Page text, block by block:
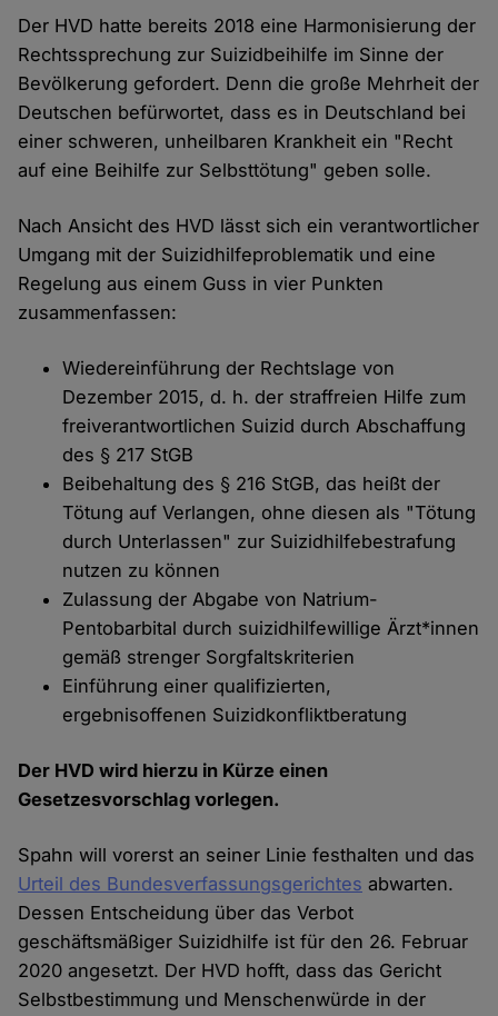
Der HVD hatte bereits 2018 eine Harmonisierung der
Rechtssprechung zur Suizidbeihilfe im Sinne der
Bevölkerung gefordert. Denn die große Mehrheit der
Deutschen befürwortet, dass es in Deutschland bei
einer schweren, unheilbaren Krankheit ein "Recht
auf eine Beihilfe zur Selbsttötung" geben solle.
Nach Ansicht des HVD lässt sich ein verantwortlicher
Umgang mit der Suizidhilfeproblematik und eine
Regelung aus einem Guss in vier Punkten
zusammenfassen:
Wiedereinführung der Rechtslage von
Dezember 2015, d. h. der straffreien Hilfe zum
freiverantwortlichen Suizid durch Abschaffung
des § 217 StGB
Beibehaltung des § 216 StGB, das heißt der
Tötung auf Verlangen, ohne diesen als "Tötung
durch Unterlassen" zur Suizidhilfebestrafung
nutzen zu können
Zulassung der Abgabe von Natrium-
Pentobarbital durch suizidhilfewillige Ärzt*innen
gemäß strenger Sorgfaltskriterien
Einführung einer qualifizierten,
ergebnisoffenen Suizidkonfliktberatung
Der HVD wird hierzu in Kürze einen
Gesetzesvorschlag vorlegen.
Spahn will vorerst an seiner Linie festhalten und das
Urteil des Bundesverfassungsgerichtes abwarten.
Dessen Entscheidung über das Verbot
geschäftsmäßiger Suizidhilfe ist für den 26. Februar
2020 angesetzt. Der HVD hofft, dass das Gericht
Selbstbestimmung und Menschenwürde in der